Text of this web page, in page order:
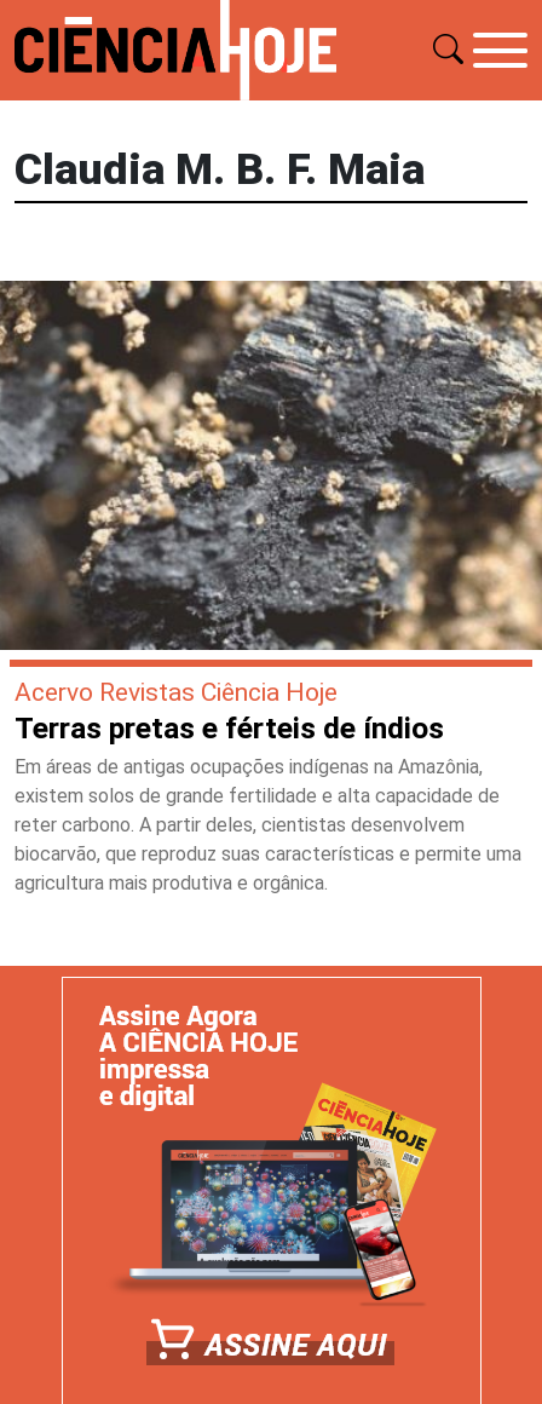
Claudia M. B. F. Maia
Acervo Revistas Ciência Hoje
Terras pretas e férteis de índios
Em áreas de antigas ocupações indígenas na Amazônia,
existem solos de grande fertilidade e alta capacidade de
reter carbono. A partir deles, cientistas desenvolvem
biocarvão, que reproduz suas características e permite uma
agricultura mais produtiva e orgânica.